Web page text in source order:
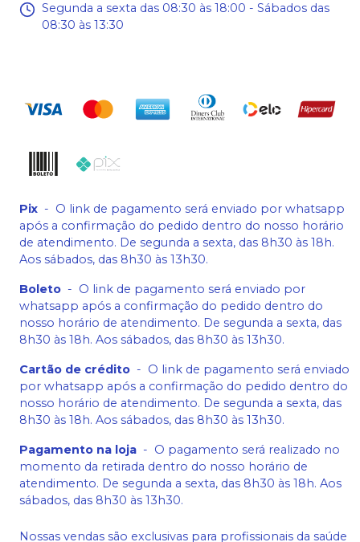
Segunda a sexta das 08:30 às 18:00 - Sábados das
08:30 às 13:30
Pix - O link de pagamento será enviado por whatsapp
após a confirmação do pedido dentro do nosso horário
de atendimento. De segunda a sexta, das 8h30 às 18h.
Aos sábados, das 8h30 às 13h30.
Boleto - O link de pagamento será enviado por
whatsapp após a confirmação do pedido dentro do
nosso horário de atendimento. De segunda a sexta, das
8h30 às 18h. Aos sábados, das 8h30 às 13h30.
Cartão de crédito - O link de pagamento será enviado
por whatsapp após a confirmação do pedido dentro do
nosso horário de atendimento. De segunda a sexta, das
8h30 às 18h. Aos sábados, das 8h30 às 13h30.
Pagamento na loja - O pagamento será realizado no
momento da retirada dentro do nosso horário de
atendimento. De segunda a sexta, das 8h30 às 18h. Aos
sábados, das 8h30 às 13h30.
Nossas vendas são exclusivas para profissionais da saúde